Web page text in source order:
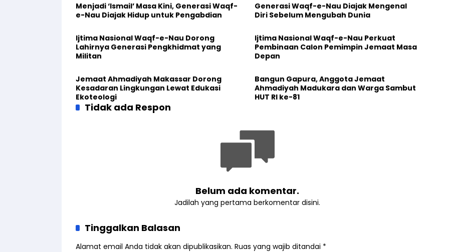
Menjadi ‘Ismail’ Masa Kini, Generasi Waqf-
e-Nau Diajak Hidup untuk Pengabdian
Generasi Waqf-e-Nau Diajak Mengenal
Diri Sebelum Mengubah Dunia
Ijtima Nasional Waqf-e-Nau Dorong
Lahirnya Generasi Pengkhidmat yang
Militan
Ijtima Nasional Waqf-e-Nau Perkuat
Pembinaan Calon Pemimpin Jemaat Masa
Depan
Jemaat Ahmadiyah Makassar Dorong
Kesadaran Lingkungan Lewat Edukasi
Ekoteologi
Bangun Gapura, Anggota Jemaat
Ahmadiyah Madukara dan Warga Sambut
HUT RI ke-81
Tidak ada Respon
Belum ada komentar.
Jadilah yang pertama berkomentar disini.
Tinggalkan Balasan
Alamat email Anda tidak akan dipublikasikan. Ruas yang wajib ditandai *